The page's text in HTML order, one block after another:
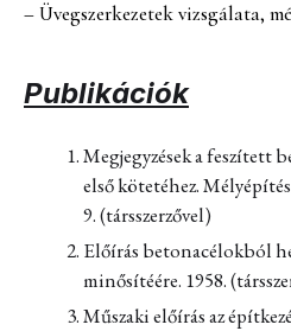
– Üvegszerkezetek vizsgálata,
Publikációk
Megjegyzések a feszített
első kötetéhez.
9. (társszerzővel)
Előírás betonacélokból
minősítéére. 1958.
Műszaki előírás az